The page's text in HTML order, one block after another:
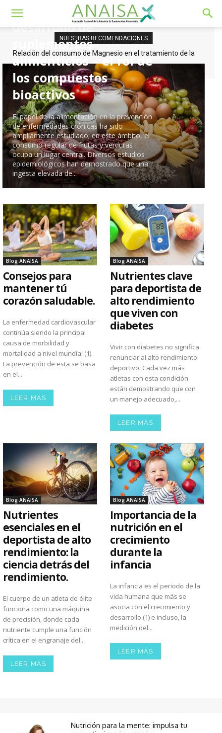
NUESTRAS RECOMENDACIONES
Relación del consumo de Magnesio en el tratamiento de la
Descubriendo los Antioxidantes del Cucumis melo
De la alimentación al
desarrollo de
suplementos
alimenticios – el rol de
los compuestos
bioactivos
El papel de la alimentación en la prevención
de enfermedades crónicas ha sido
ampliamente estudiado; en este ámbito, el
consumo regular de frutas y verduras
ocupa un lugar central. Diversos estudios
epidemiológicos han demostrado que una
ingesta elevada de...
Blog ANAISA
Consejos para
mantener tú
corazón saludable.
La enfermedad cardiovascular
continúa siendo la principal
causa de morbilidad y
mortalidad a nivel mundial (1).
La prevención de esta se basa
en el...
LEER MÁS
Blog ANAISA
Nutrientes clave
para deportista de
alto rendimiento
que viven con
diabetes
Vivir con diabetes no significa
renunciar al alto rendimiento
deportivo. Cada vez más
atletas con esta condición
están demostrando que con
un manejo adecuado,...
LEER MÁS
Blog ANAISA
Nutrientes
esenciales en el
deportista de alto
rendimiento: la
ciencia detrás del
rendimiento.
El cuerpo de un atleta de élite
funciona como una máquina
de precisión, donde cada
nutriente cumple una función
crítica en el engranaje del...
LEER MÁS
Blog ANAISA
Importancia de la
nutrición en el
crecimiento
durante la
infancia
La infancia es el periodo de la
vida humana que más se
asocia con el crecimiento y
desarrollo (1) e incluso, la
medición del...
LEER MÁS
Nutrición para la mente: impulsa tu